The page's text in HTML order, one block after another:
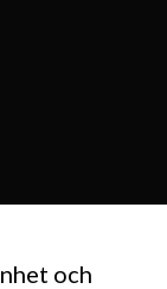
och